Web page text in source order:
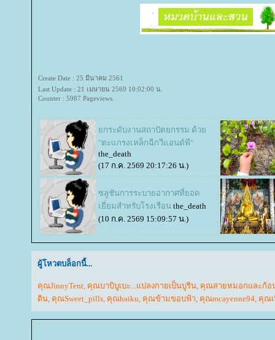
Create Date : 25 มีนาคม 2561
Last Update : 21 เมษายน 2569 10:02:00 น.
Counter : 5987 Pageviews.
กระดับงานสถาปัตยกรรม ด้ว
"ตะแกรงเหล็กฉีกวีแอนด์พี"
the_death
(17 ก.ค. 2569 20:17:26 น.)
ซลูชันการระบายอากาศที่ยอด
เยี่ยมสำหรับโรงเรือน the_death
(10 ก.ค. 2569 15:09:57 น.)
ผู้โหวตบล็อกนี้...
คุณJinnyTent คุณบาบิบูเบะ...แปลงกายเป็นบูริน คุณสายหมอกและก้อ
ดิน คุณSweet_pills คุณhaiku คุณข้ามขอบฟ้า คุณmcayenne94 คุณ